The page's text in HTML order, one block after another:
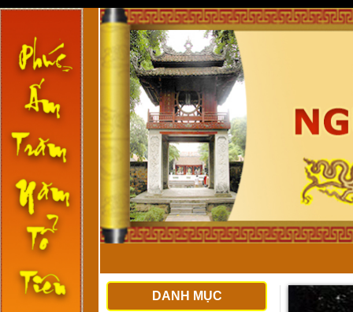
DANH MỤC